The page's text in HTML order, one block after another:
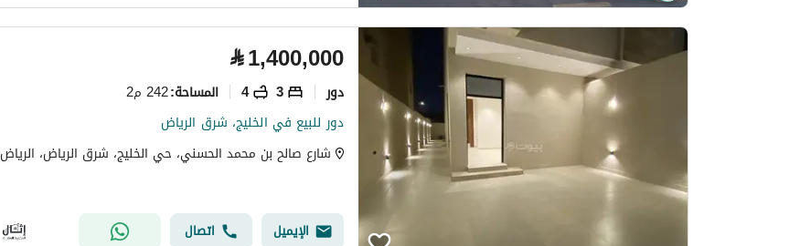
⃁1,400,000
دور 3
4 المساحة:242 م2
دور للبيع في الخليج، شرق الرياض
شارع صالح بن محمد الحسني، حي الخليج، شرق الرياض، الرياض
الإيميل اتصال